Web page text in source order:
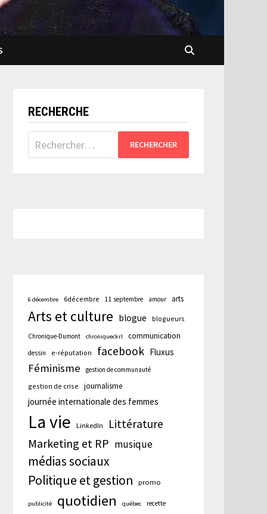
RECHERCHE
Rechercher :
6 décembre 6décembre 11 septembre amour arts
Arts et culture blogue blogueurs
Chronique-Dumont chroniqueckrl communication
dessin e-réputation facebook Fluxus
Féminisme gestion de communauté
gestion de crise journalisme
journée internationale des femmes
La vie LinkedIn Littérature
Marketing et RP musique
médias sociaux
Politique et gestion
promo
publicité quotidien québec recette